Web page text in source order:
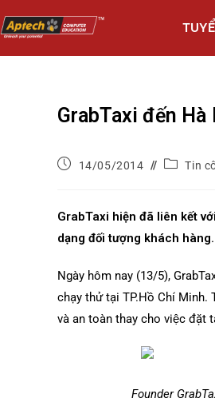
GrabTaxi đến
14/05/2014 Tin
GrabTaxi hiện đã liên kết
dạng đối tượng khách hàng.
Ngày hôm nay (13/5),
chạy thử tại TP.Hồ Chí Minh.
và an toàn thay cho việc đặt
Founder